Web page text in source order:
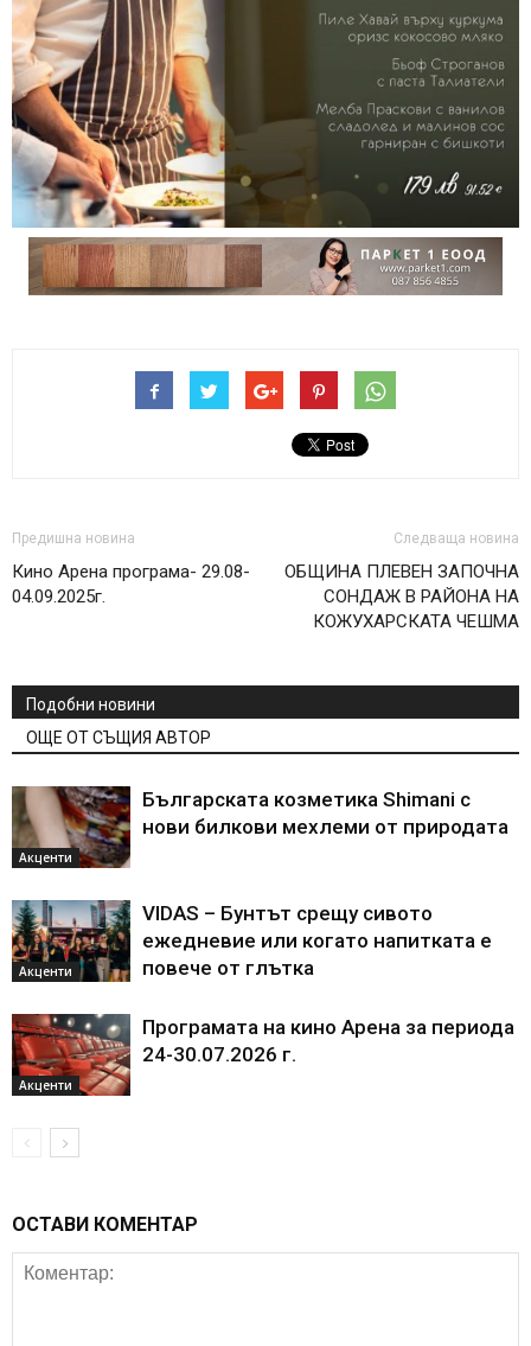
Предишна новина
Кино Арена програма- 29.08-
04.09.2025г.
Следваща новина
ОБЩИНА ПЛЕВЕН ЗАПОЧНА
СОНДАЖ В РАЙОНА НА
КОЖУХАРСКАТА ЧЕШМА
Подобни новини
ОЩЕ ОТ СЪЩИЯ АВТОР
Акценти
Българската козметика Shimani с
нови билкови мехлеми от природата
Акценти
VIDAS – Бунтът срещу сивото
ежедневие или когато напитката е
повече от глътка
Акценти
Програмата на кино Арена за периода
24-30.07.2026 г.
ОСТАВИ КОМЕНТАР